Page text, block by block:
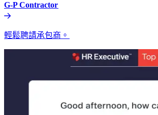
G-P Contractor​​
輕鬆聘請承包商。​​